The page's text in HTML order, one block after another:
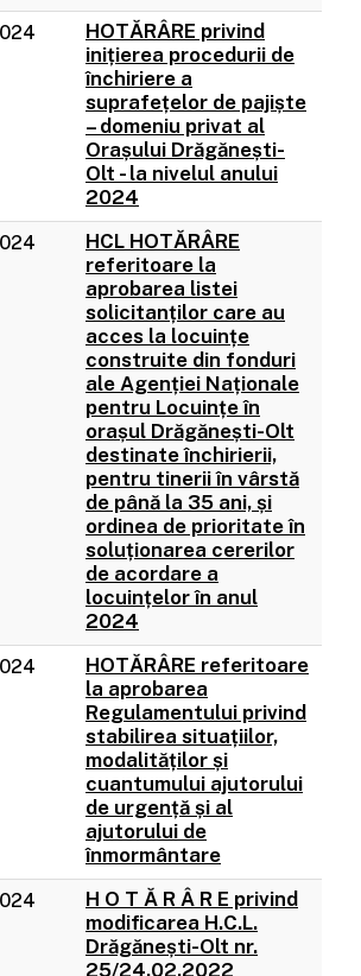
HOTĂRÂRE privind
inițierea procedurii de
închiriere a
suprafețelor de pajiște
– domeniu privat al
Orașului Drăgănești-
Olt - la nivelul anului
2024
HCL HOTĂRÂRE
referitoare la
aprobarea listei
solicitanților care au
acces la locuințe
construite din fonduri
ale Agenției Naționale
pentru Locuințe în
orașul Drăgănești-Olt
destinate închirierii,
pentru tinerii în vârstă
de până la 35 ani, și
ordinea de prioritate în
soluționarea cererilor
de acordare a
locuințelor în anul
2024
HOTĂRÂRE referitoare
la aprobarea
Regulamentului privind
stabilirea situațiilor,
modalităților și
cuantumului ajutorului
de urgență și al
ajutorului de
înmormântare
H O T Ă R Â R E privind
modificarea H.C.L.
Drăgănești-Olt nr.
25/24.02.2022